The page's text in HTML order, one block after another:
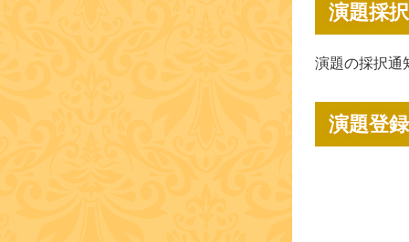
演題採
演題の採択通
演題登